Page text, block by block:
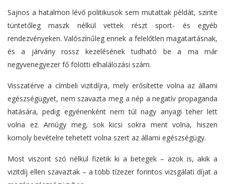
Sajnos a hatalmon lévő politikusok sem mutattak példát, szinte
tüntetőleg maszk nélkül vettek részt sport- és egyéb
rendezvényeken. Valószínűleg ennek a felelőtlen magatartásnak,
és a járvány rossz kezelésének tudható be a ma már
negyvenegyezer fő fölötti elhalálozási szám.
Visszatérve a címbeli vizitdíjra, mely erősítette volna az állami
egészségügyet, nem szavazta meg a nép a negatív propaganda
hatására, pedig egyénenként nem túl nagy anyagi teher lett
volna ez. Amúgy meg, sok kicsi sokra ment volna, hiszen
komoly bevételre tehetett volna szert az állami egészségügy.
Most viszont szó nélkül fizetik ki a betegek – azok is, akik a
vizitdíj ellen szavaztak – a több tízezer forintos vizsgálati díjat a